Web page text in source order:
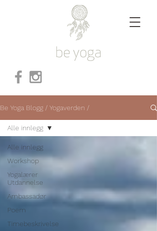
Be Yoga Blogg / Yogaverden /
Alle innlegg
Workshop
Yogalærer
Utdannelse
Ambassadør
Poem
Timebeskrivelse
Alle innlegg